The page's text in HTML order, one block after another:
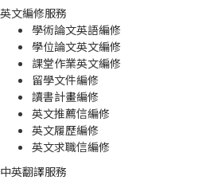
英文編修服務
學術論文英語編修
學位論文英文編修
課堂作業英文編修
留學文件編修
讀書計畫編修
英文推薦信編修
英文履歷編修
英文求職信編修
中英翻譯服務